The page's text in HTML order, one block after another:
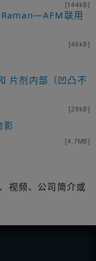
[144kB]
联用
[46kB]
片剂内部（凹凸不
[29kB]
影
[4.7MB]
视频、公司简介或